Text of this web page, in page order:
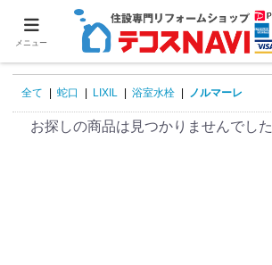
全て 蛇口 LIXIL 浴室水栓 ノルマーレ
お探しの商品は見つかりませんでした
メニュー